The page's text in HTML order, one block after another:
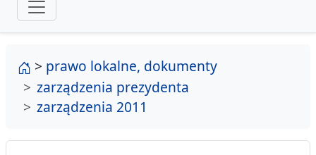
strona główna
> prawo lokalne, dokumenty
zarządzenia prezydenta
zarządzenia 2011